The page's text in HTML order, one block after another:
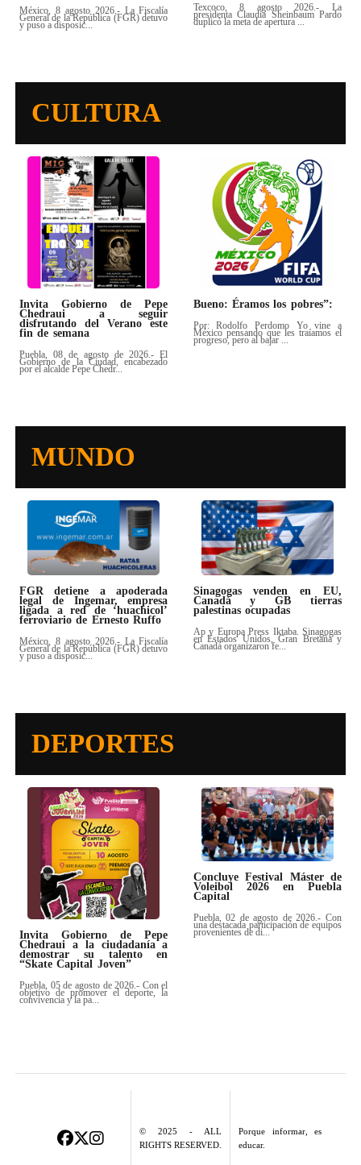
México, 8 agosto 2026.- La Fiscalía
General de la República (FGR) detuvo
y puso a disposic...
Texcoco, 8 agosto 2026.- La
presidenta Claudia Sheinbaum Pardo
duplicó la meta de apertura ...
CULTURA
Invita Gobierno de Pepe
Chedraui a seguir
disfrutando del Verano este
fin de semana
Puebla, 08 de agosto de 2026.- El
Gobierno de la Ciudad, encabezado
por el alcalde Pepe Chedr...
Bueno: Éramos los pobres”:
Por: Rodolfo Perdomo Yo vine a
México pensando que les traíamos el
progreso, pero al bajar ...
MUNDO
FGR detiene a apoderada
legal de Ingemar, empresa
ligada a red de ‘huachicol’
ferroviario de Ernesto Ruffo
México, 8 agosto 2026.- La Fiscalía
General de la República (FGR) detuvo
y puso a disposic...
Sinagogas venden en EU,
Canadá y GB tierras
palestinas ocupadas
Ap y Europa Press Iktaba. Sinagogas
en Estados Unidos, Gran Bretaña y
Canadá organizaron fe...
DEPORTES
Invita Gobierno de Pepe
Chedraui a la ciudadanía a
demostrar su talento en
“Skate Capital Joven”
Puebla, 05 de agosto de 2026.- Con el
objetivo de promover el deporte, la
convivencia y la pa...
Concluye Festival Máster de
Voleibol 2026 en Puebla
Capital
Puebla, 02 de agosto de 2026.- Con
una destacada participación de equipos
provenientes de di...
© 2025 - ALL
RIGHTS RESERVED.
Porque informar, es
educar.